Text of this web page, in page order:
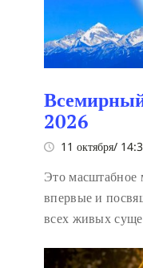
2026
11 октября/
Это масштабное
впервые и
всех живых